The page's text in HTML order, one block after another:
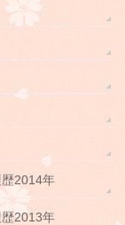
2014年
2013年